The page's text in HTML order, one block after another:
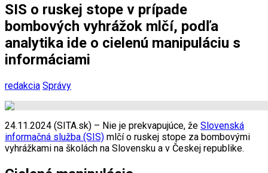
SIS o ruskej stope v prípade
bombových vyhrážok mlčí, podľa
analytika ide o cielenú manipuláciu s
informáciami
redakcia Správy
24.11.2024 (SITA.sk) – Nie je prekvapujúce, že Slovenská
informačná služba (SIS) mlčí o ruskej stope za bombovými
vyhrážkami na školách na Slovensku a v Českej republike.